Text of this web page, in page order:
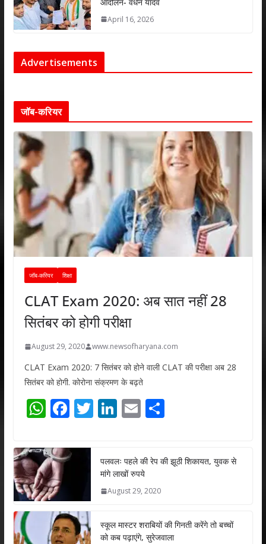
April 16, 2026
Advertisements
जॉब-करियर
जॉब-करियर शिक्षा
CLAT Exam 2020: अब सात नहीं 28
सितंबर को होगी परीक्षा
August 29, 2020 www.newsofharyana.com
CLAT Exam 2020: 7 सितंबर को होने वाली CLAT की परीक्षा अब 28
सितंबर को होगी. कोरोना संक्रमण के बढ़ते
W
at
s
A
p
p
F
e
b
o
k
T
er
Li
e
dI
n
E
l
S
e
पलवलः पहले की रेप की झूठी शिकायत, युवक से
मांगे लाखों रुपये
August 29, 2020
स्कूल मास्टर शराबियों की गिनती करेंगे तो बच्चों
को कब पढ़ाएंगे, सुरेजवाला